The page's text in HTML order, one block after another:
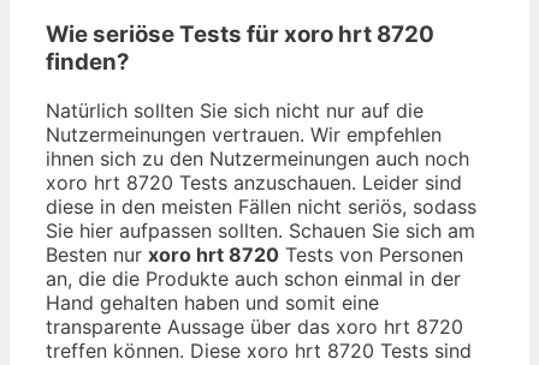
Wie seriöse Tests für xoro hrt 8720
finden?
Natürlich sollten Sie sich nicht nur auf die
Nutzermeinungen vertrauen. Wir empfehlen
ihnen sich zu den Nutzermeinungen auch noch
xoro hrt 8720 Tests anzuschauen. Leider sind
diese in den meisten Fällen nicht seriös, sodass
Sie hier aufpassen sollten. Schauen Sie sich am
Besten nur xoro hrt 8720 Tests von Personen
an, die die Produkte auch schon einmal in der
Hand gehalten haben und somit eine
transparente Aussage über das xoro hrt 8720
treffen können. Diese xoro hrt 8720 Tests sind